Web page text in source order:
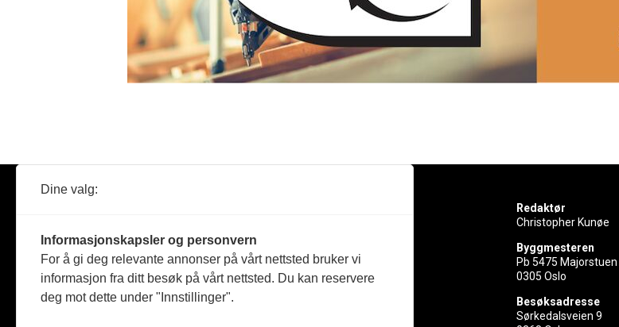
Reportasje
Produkter
Redaktør
Christopher Kunøe
Byggmesteren
Pb 5475 Majorstuen
0305 Oslo
Besøksadresse
Sørkedalsveien 9
Dine valg:
Informasjonskapsler og personvern
For å gi deg relevante annonser på vårt nettsted bruker vi
informasjon fra ditt besøk på vårt nettsted. Du kan reservere
deg mot dette under "Innstillinger".